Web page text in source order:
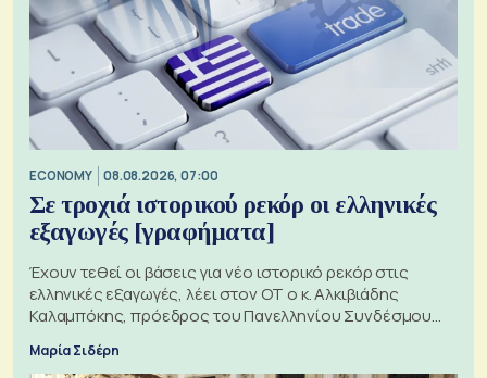
ECONOMY 08.08.2026, 07:00
Σε τροχιά ιστορικού ρεκόρ οι ελληνικές
εξαγωγές [γραφήματα]
Έχουν τεθεί οι βάσεις για νέο ιστορικό ρεκόρ στις
ελληνικές εξαγωγές, λέει στον ΟΤ ο κ. Αλκιβιάδης
Καλαμπόκης, πρόεδρος του Πανελληνίου Συνδέσμου
Μαρία Σιδέρη